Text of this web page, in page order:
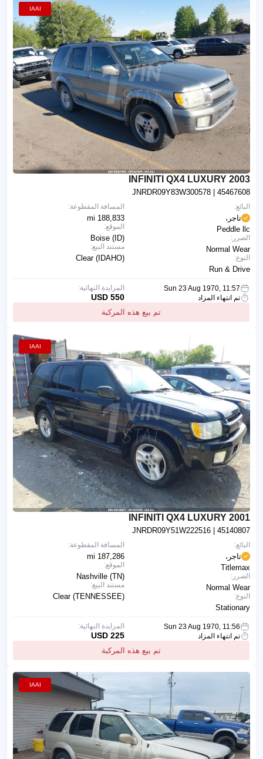
IAAI
2003 INFINITI QX4 LUXURY
JNRDR09Y83W300578 | 45467608
المسافة المقطوعة:
188,833 mi
الموقع:
Boise (ID)
مستند البيع:
Clear (IDAHO)
البائع:
تاجر،
Peddle llc
الضرر:
Normal Wear
النوع:
Run & Drive
Sun 23 Aug 1970, 11:57
تم انتهاء المزاد
تم بيع هذه المركبة
المزايدة النهائية:
550 USD
IAAI
2001 INFINITI QX4 LUXURY
JNRDR09Y51W222516 | 45140807
المسافة المقطوعة:
187,286 mi
الموقع:
Nashville (TN)
مستند البيع:
Clear (TENNESSEE)
البائع:
تاجر،
Titlemax
الضرر:
Normal Wear
النوع:
Stationary
Sun 23 Aug 1970, 11:56
تم انتهاء المزاد
تم بيع هذه المركبة
المزايدة النهائية:
225 USD
IAAI